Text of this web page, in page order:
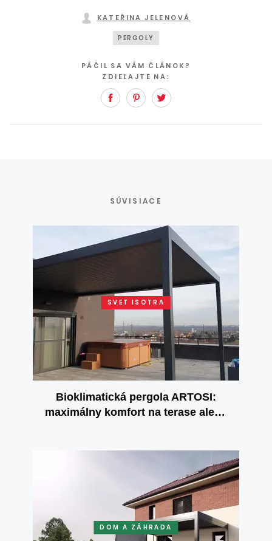
KATEŘINA JELENOVÁ
PERGOLY
PÁČIL SA VÁM ČLÁNOK?
ZDIEĽAJTE NA:
FacebookPinterest
SÚVISIACE
SVET ISOTRA
Bioklimatická pergola ARTOSI:
maximálny komfort na terase alebo
DOM A ZÁHRADA